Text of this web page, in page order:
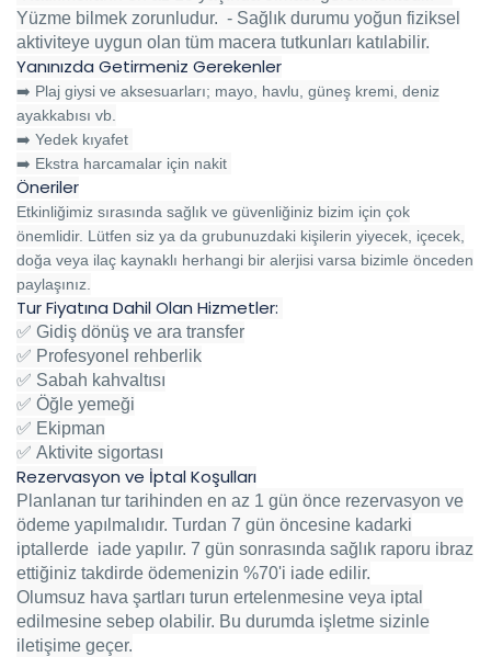
Yüzme bilmek zorunludur. - Sağlık durumu yoğun fiziksel
aktiviteye uygun olan tüm macera tutkunları katılabilir.
Yanınızda Getirmeniz Gerekenler
➡️ Plaj giysi ve aksesuarları; mayo, havlu, güneş kremi, deniz
ayakkabısı vb.
➡️ Yedek kıyafet
➡️ Ekstra harcamalar için nakit
Öneriler
Etkinliğimiz sırasında sağlık ve güvenliğiniz bizim için çok
önemlidir. Lütfen siz ya da grubunuzdaki kişilerin yiyecek, içecek,
doğa veya ilaç kaynaklı herhangi bir alerjisi varsa bizimle önceden
paylaşınız.
Tur Fiyatına Dahil Olan Hizmetler:
✅ Gidiş dönüş ve ara transfer
✅ Profesyonel rehberlik
✅ Sabah kahvaltısı
✅ Öğle yemeği
✅ Ekipman
✅ Aktivite sigortası
Rezervasyon ve İptal Koşulları
Planlanan tur tarihinden en az 1 gün önce rezervasyon ve
ödeme yapılmalıdır. Turdan 7 gün öncesine kadarki
iptallerde iade yapılır. 7 gün sonrasında sağlık raporu ibraz
ettiğiniz takdirde ödemenizin %70'i iade edilir.
Olumsuz hava şartları turun ertelenmesine veya iptal
edilmesine sebep olabilir. Bu durumda işletme sizinle
iletişime geçer.